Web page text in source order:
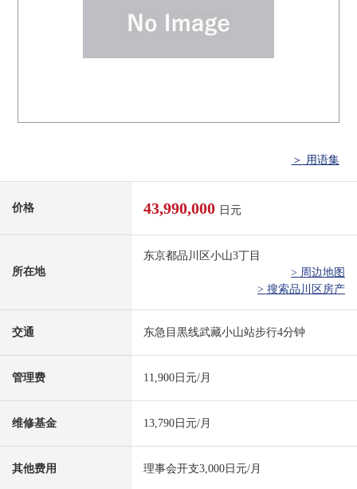
＞ 用语集
价格 43,990,000 日元
所在地
东京都品川区小山3丁目
> 周边地图
> 搜索品川区房产
交通 东急目黒线武藏小山站步行4分钟
管理费 11,900日元/月
维修基金 13,790日元/月
其他费用 理事会开支3,000日元/月